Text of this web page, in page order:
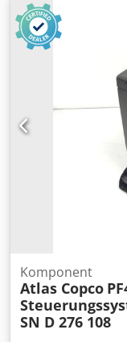
Komponent
Atlas Copco
SN D 276 108